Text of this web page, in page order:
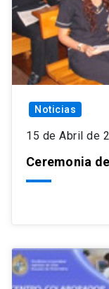
Noticias
15 de Abril de
Ceremonia